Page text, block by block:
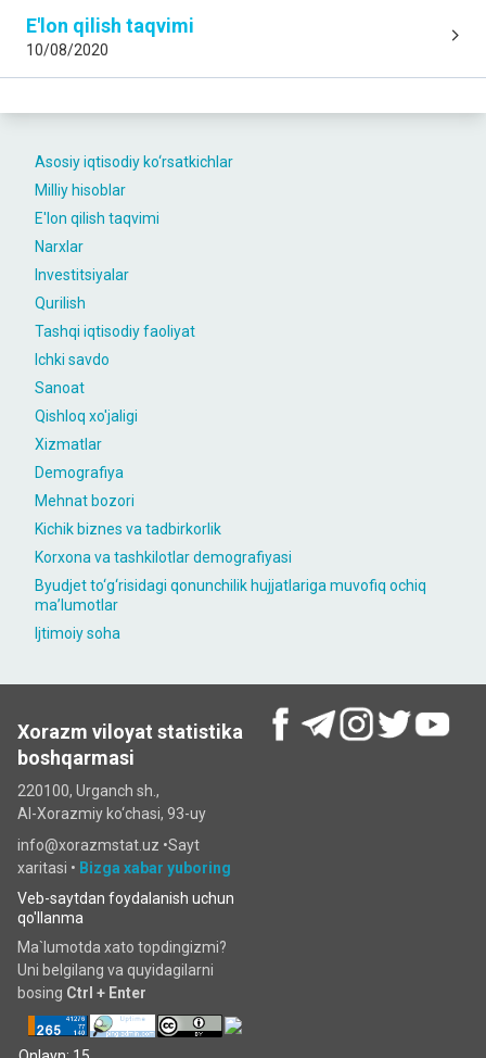
Asosiy iqtisodiy ko‘rsatkichlar
Milliy hisoblar
E'lon qilish taqvimi
Narxlar
Investitsiyalar
Qurilish
Tashqi iqtisodiy faoliyat
Ichki savdo
Sanoat
Qishloq xo'jaligi
Xizmatlar
Demografiya
Mehnat bozori
Kichik biznes va tadbirkorlik
Korxona va tashkilotlar demografiyasi
Byudjet to‘g‘risidagi qonunchilik hujjatlariga muvofiq ochiq
maʼlumotlar
Ijtimoiy soha
E'lon qilish taqvimi
10/08/2020
Xorazm viloyat statistika
boshqarmasi
220100, Urganch sh.,
Al-Xorazmiy ko‘chаsi, 93-uy
info@xorazmstat.uz •Sayt
xaritasi • Bizga xabar yuboring
Veb-saytdan foydalanish uchun
qo'llanma
Ma`lumotda xato topdingizmi?
Uni belgilang va quyidagilarni
bosing Ctrl + Enter